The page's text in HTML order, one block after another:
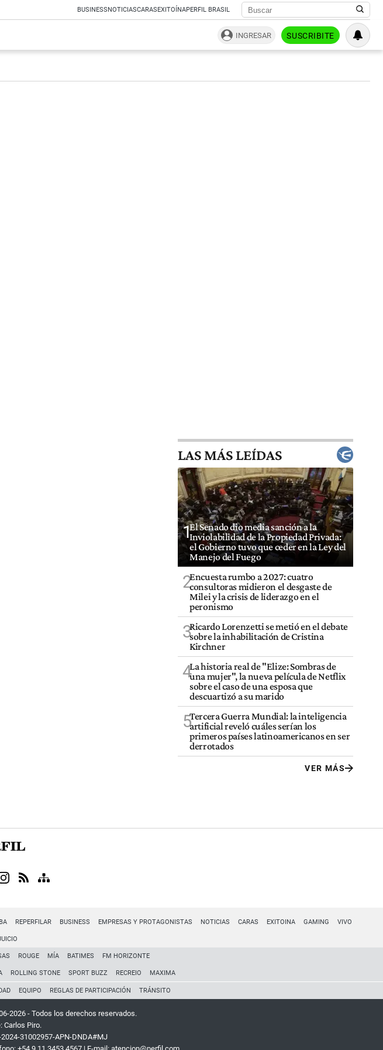
BUSINESSNOTICIASCARASEXITOÍNAPERFIL BRASIL
INGRESAR SUSCRIBITE
LAS MÁS LEÍDAS
1El Senado dio media sanción a la
Inviolabilidad de la Propiedad Privada:
el Gobierno tuvo que ceder en la Ley del
Manejo del Fuego
2Encuesta rumbo a 2027: cuatro
consultoras midieron el desgaste de
Milei y la crisis de liderazgo en el
peronismo
3Ricardo Lorenzetti se metió en el debate
sobre la inhabilitación de Cristina
Kirchner
4La historia real de "Elize: Sombras de
una mujer", la nueva película de Netflix
sobre el caso de una esposa que
descuartizó a su marido
5Tercera Guerra Mundial: la inteligencia
artificial reveló cuáles serían los
primeros países latinoamericanos en ser
derrotados
VER MÁS
REPERFILAR BUSINESS EMPRESAS Y PROTAGONISTAS NOTICIAS CARAS EXITOINA GAMING VIVO
ROUGE MÍA BATIMES FM HORIZONTE
ROLLING STONE SPORT BUZZ RECREIO MAXIMA
EQUIPO REGLAS DE PARTICIPACIÓN TRÁNSITO
2026 - Todos los derechos reservados.
Carlos Piro.
31002957-APN-DNDA#MJ